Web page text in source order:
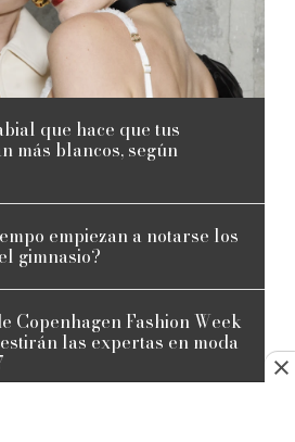
que hace que tus
más blancos, según
empiezan a notarse los
gimnasio?
Copenhagen Fashion Week
las expertas en moda